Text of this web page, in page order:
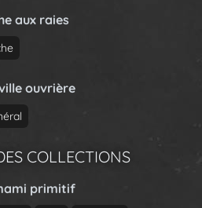
aux raies
ouvrière
COLLECTIONS
primitif